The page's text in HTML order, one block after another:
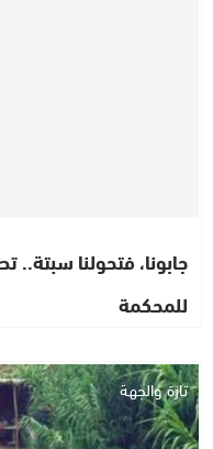
جابونا، فتحولنا
للمحكمة
تازة والجهة